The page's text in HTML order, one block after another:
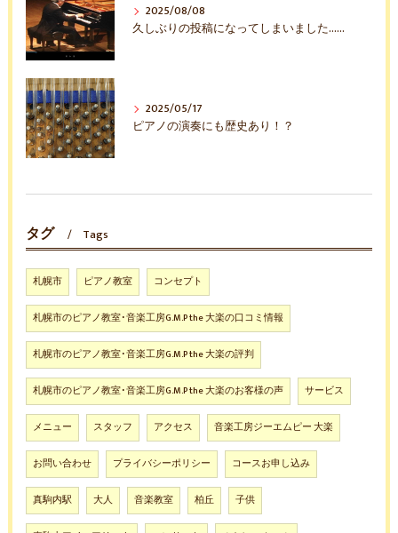
2025/08/08
久しぶりの投稿になってしまいました……
2025/05/17
ピアノの演奏にも歴史あり！？
タグ Tags
札幌市 ピアノ教室 コンセプト
札幌市のピアノ教室･音楽工房G.M.P the 大楽の口コミ情報
札幌市のピアノ教室･音楽工房G.M.P the 大楽の評判
札幌市のピアノ教室･音楽工房G.M.P the 大楽のお客様の声 サービス
メニュー スタッフ アクセス 音楽工房ジーエムピー 大楽
お問い合わせ プライバシーポリシー コースお申し込み
真駒内駅 大人 音楽教室 柏丘 子供